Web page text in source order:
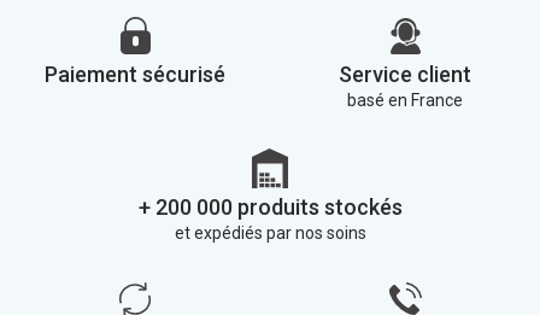
Paiement sécurisé Service client
basé en France
+ 200 000 produits stockés
et expédiés par nos soins